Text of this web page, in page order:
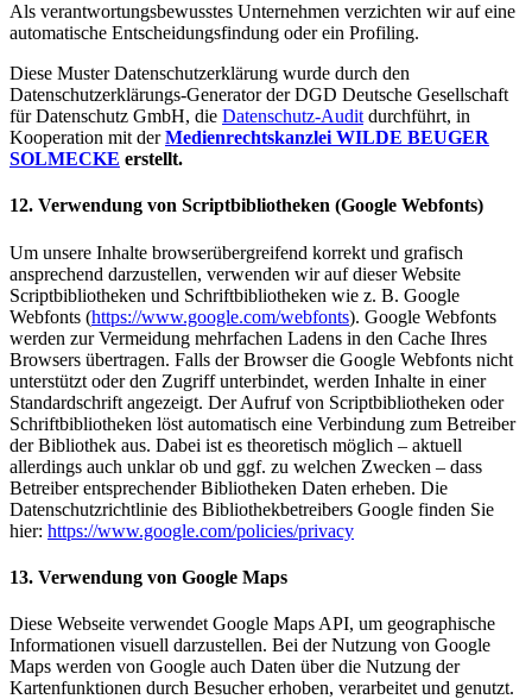
Als verantwortungsbewusstes Unternehmen verzichten wir auf eine
automatische Entscheidungsfindung oder ein Profiling.
Diese Muster Datenschutzerklärung wurde durch den
Datenschutzerklärungs-Generator der DGD Deutsche Gesellschaft
für Datenschutz GmbH, die Datenschutz-Audit durchführt, in
Kooperation mit derMedienrechtskanzlei WILDE BEUGER
SOLMECKE erstellt.
12. Verwendung von Scriptbibliotheken (Google Webfonts)
Um unsere Inhalte browserübergreifend korrekt und grafisch
ansprechend darzustellen, verwenden wir auf dieser Website
Scriptbibliotheken und Schriftbibliotheken wie z. B. Google
Webfonts (https://www.google.com/webfonts). Google Webfonts
werden zur Vermeidung mehrfachen Ladens in den Cache Ihres
Browsers übertragen. Falls der Browser die Google Webfonts nicht
unterstützt oder den Zugriff unterbindet, werden Inhalte in einer
Standardschrift angezeigt. Der Aufruf von Scriptbibliotheken oder
Schriftbibliotheken löst automatisch eine Verbindung zum Betreiber
der Bibliothek aus. Dabei ist es theoretisch möglich – aktuell
allerdings auch unklar ob und ggf. zu welchen Zwecken – dass
Betreiber entsprechender Bibliotheken Daten erheben. Die
Datenschutzrichtlinie des Bibliothekbetreibers Google finden Sie
hier: https://www.google.com/policies/privacy
13. Verwendung von Google Maps
Diese Webseite verwendet Google Maps API, um geographische
Informationen visuell darzustellen. Bei der Nutzung von Google
Maps werden von Google auch Daten über die Nutzung der
Kartenfunktionen durch Besucher erhoben, verarbeitet und genutzt.